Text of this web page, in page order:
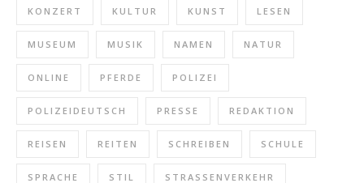
KONZERT KULTUR KUNST LESEN
MUSEUM MUSIK NAMEN NATUR
ONLINE PFERDE POLIZEI
POLIZEIDEUTSCH PRESSE REDAKTION
REISEN REITEN SCHREIBEN SCHULE
SPRACHE STIL STRASSENVERKEHR